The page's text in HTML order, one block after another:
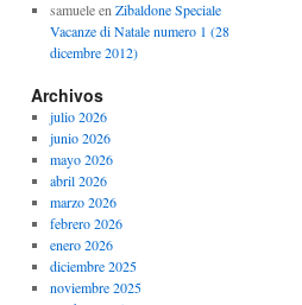
samueleen Zibaldone Speciale
Vacanze di Natale numero 1 (28
dicembre 2012)
Archivos
julio 2026
junio 2026
mayo 2026
abril 2026
marzo 2026
febrero 2026
enero 2026
diciembre 2025
noviembre 2025